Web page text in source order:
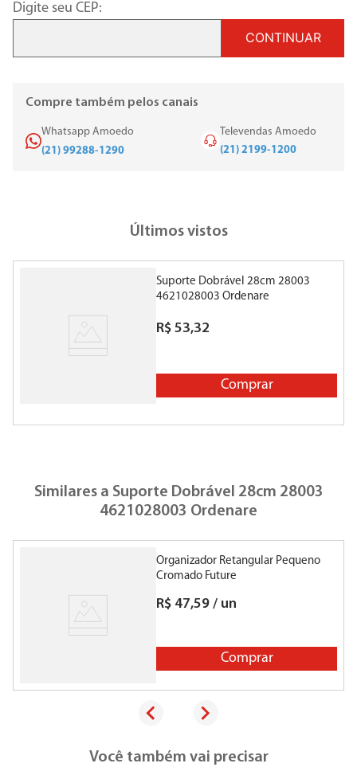
Digite seu CEP:
CONTINUAR
Compre também pelos canais
Whatsapp Amoedo
(21) 99288-1290
Televendas Amoedo
(21) 2199-1200
Últimos vistos
Suporte Dobrável 28cm 28003
4621028003 Ordenare
R$ 53,32
Comprar
Similares a Suporte Dobrável 28cm 28003
4621028003 Ordenare
Organizador Retangular Pequeno
Cromado Future
R$ 47,59 / un
Comprar
Você também vai precisar